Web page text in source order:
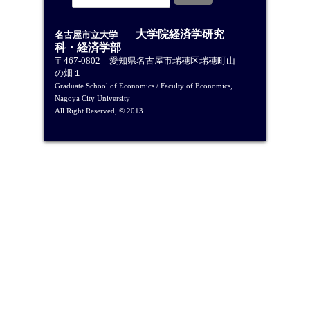
名古屋市立大学
大学院経済学研究
科・経済学部
〒467-0802 愛知県名古屋市瑞穂区瑞穂町山
の畑１
Graduate School of Economics / Faculty of Economics,
Nagoya City University
All Right Reserved, © 2013